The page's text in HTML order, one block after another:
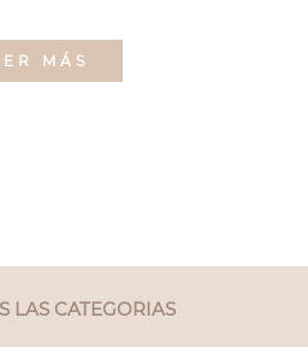
MÁS
LAS CATEGORIAS